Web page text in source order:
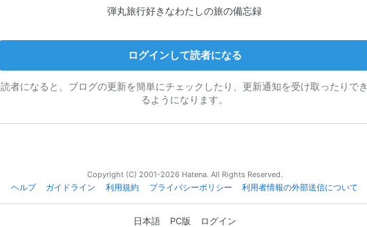
弾丸旅行好きなわたしの旅の備忘録
ログインして読者になる
読者になると、ブログの更新を簡単にチェックしたり、更新通知を受け取ったりでき
るようになります。
Copyright (C) 2001-2026 Hatena. All Rights Reserved.
ヘルプ
ガイドライン 利用規約 プライバシーポリシー 利用者情報の外部送信について
日本語 PC版 ログイン